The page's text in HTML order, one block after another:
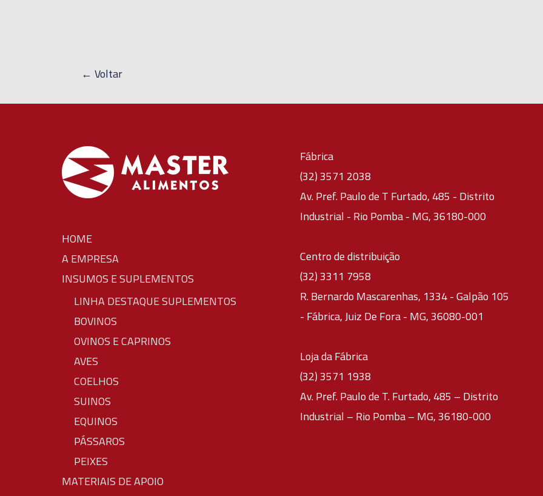
← Voltar
HOME
A EMPRESA
INSUMOS E SUPLEMENTOS
LINHA DESTAQUE SUPLEMENTOS
BOVINOS
OVINOS E CAPRINOS
AVES
COELHOS
SUINOS
EQUINOS
PÁSSAROS
PEIXES
MATERIAIS DE APOIO
Fábrica
(32) 3571 2038
Av. Pref. Paulo de T Furtado, 485 - Distrito
Industrial - Rio Pomba - MG, 36180-000
Centro de distribuição
(32) 3311 7958
R. Bernardo Mascarenhas, 1334 - Galpão 105
- Fábrica, Juiz De Fora - MG, 36080-001
Loja da Fábrica
(32) 3571 1938
Av. Pref. Paulo de T. Furtado, 485 – Distrito
Industrial – Rio Pomba – MG, 36180-000